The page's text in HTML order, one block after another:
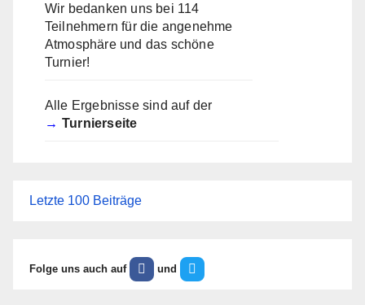
Wir bedanken uns bei 114
Teilnehmern für die angenehme
Atmosphäre und das schöne
Turnier!
Alle Ergebnisse sind auf der
Turnierseite
Letzte 100 Beiträge
Folge uns auch auf und